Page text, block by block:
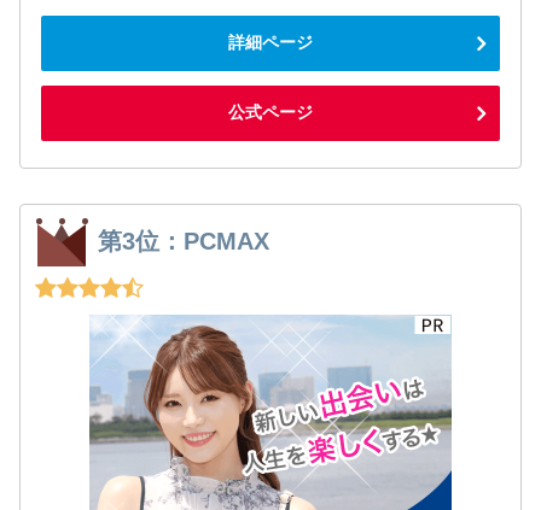
詳細ページ
公式ページ
第3位：PCMAX